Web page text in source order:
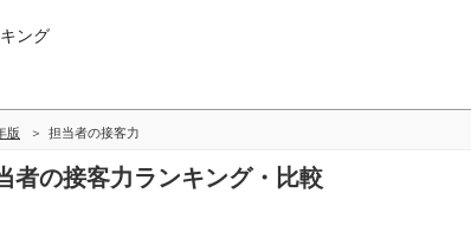
ング
版 担当者の接客力
者の接客力ランキング・比較